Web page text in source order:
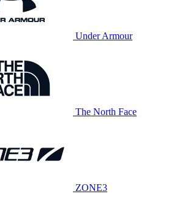
Under Armour
The North Face
ZONE3